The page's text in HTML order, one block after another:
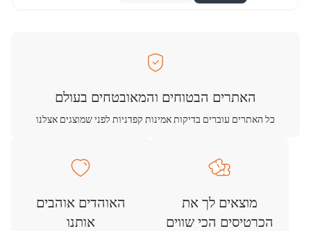
האתרים הבטוחים והמאובטחים בעולם
כל האתרים עוברים בדיקות אמינות קפדניות לפני שמוצגים אצלנו
מוצאים לך את
הכרטיסים הכי שווים
האוהדים אוהבים
אותנו